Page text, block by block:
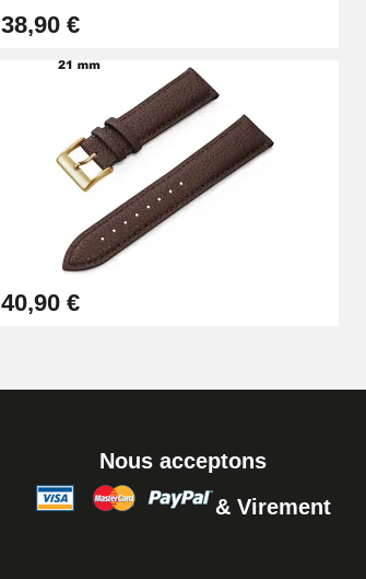
Ajouter au panier
Ajouter au panier
Ajouter au panier
Ajouter au panier
38,90 €
40,90 €
Nous acceptons
& Virement